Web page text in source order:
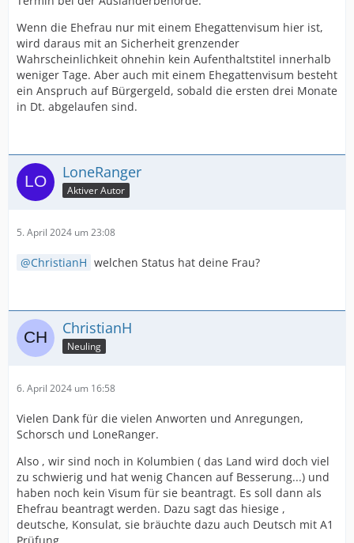
Wenn die Ehefrau nur mit einem Ehegattenvisum hier ist,
wird daraus mit an Sicherheit grenzender
Wahrscheinlichkeit ohnehin kein Aufenthaltstitel innerhalb
weniger Tage. Aber auch mit einem Ehegattenvisum besteht
ein Anspruch auf Bürgergeld, sobald die ersten drei Monate
in Dt. abgelaufen sind.
LoneRanger
Aktiver Autor
5. April 2024 um 23:08
ChristianH welchen Status hat deine Frau?
ChristianH
Neuling
6. April 2024 um 16:58
Vielen Dank für die vielen Anworten und Anregungen,
Schorsch und LoneRanger.
Also , wir sind noch in Kolumbien ( das Land wird doch viel
zu schwierig und hat wenig Chancen auf Besserung...) und
haben noch kein Visum für sie beantragt. Es soll dann als
Ehefrau beantragt werden. Dazu sagt das hiesige ,
deutsche, Konsulat, sie bräuchte dazu auch Deutsch mit A1